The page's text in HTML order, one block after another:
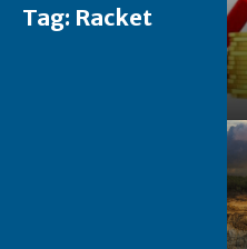
Tag: Racket